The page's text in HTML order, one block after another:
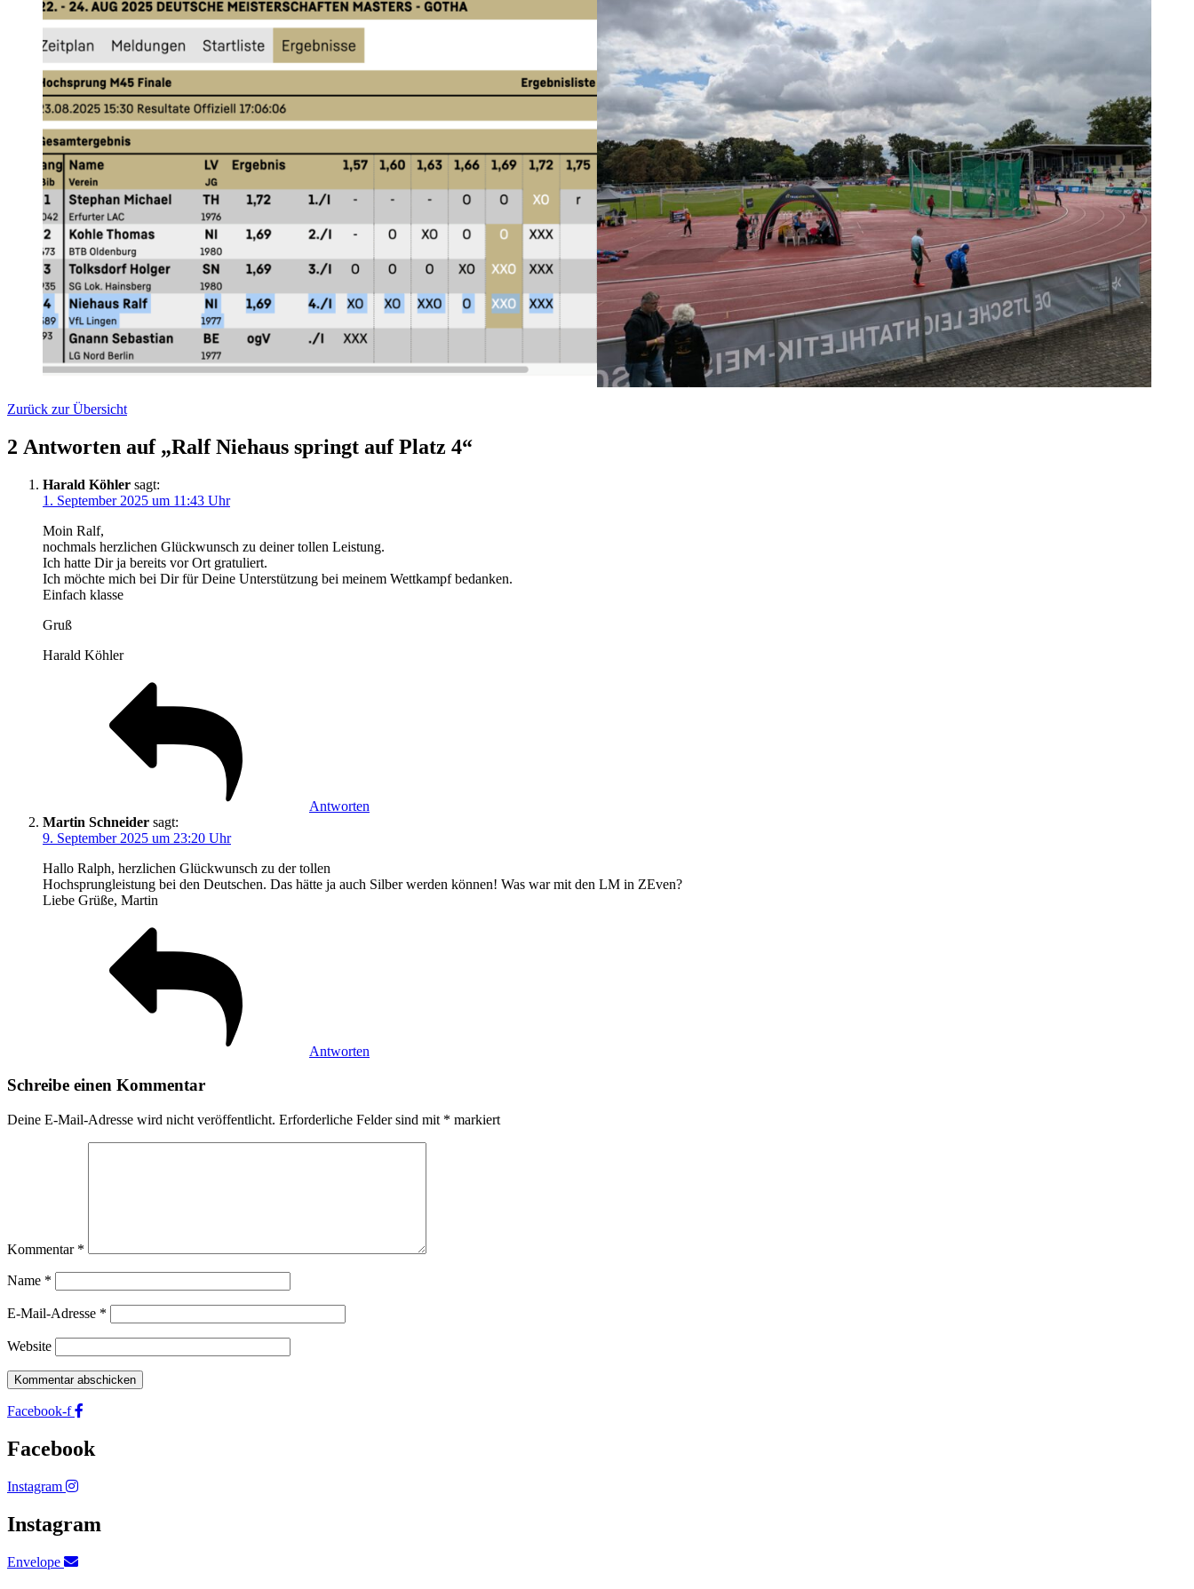
Zurück zur Übersicht
2 Antworten auf „Ralf Niehaus springt auf Platz 4“
Harald Köhler sagt:
1. September 2025 um 11:43 Uhr
Moin Ralf,
nochmals herzlichen Glückwunsch zu deiner tollen Leistung.
Ich hatte Dir ja bereits vor Ort gratuliert.
Ich möchte mich bei Dir für Deine Unterstützung bei meinem Wettkampf bedanken.
Einfach klasse
Gruß
Harald Köhler
Antworten
Martin Schneider sagt:
9. September 2025 um 23:20 Uhr
Hallo Ralph, herzlichen Glückwunsch zu der tollen
Hochsprungleistung bei den Deutschen. Das hätte ja auch Silber werden können! Was war mit den LM in ZEven?
Liebe Grüße, Martin
Antworten
Schreibe einen Kommentar
Deine E-Mail-Adresse wird nicht veröffentlicht. Erforderliche Felder sind mit * markiert
Kommentar *
Name *
E-Mail-Adresse *
Website
Facebook-f
Facebook
Instagram
Instagram
Envelope